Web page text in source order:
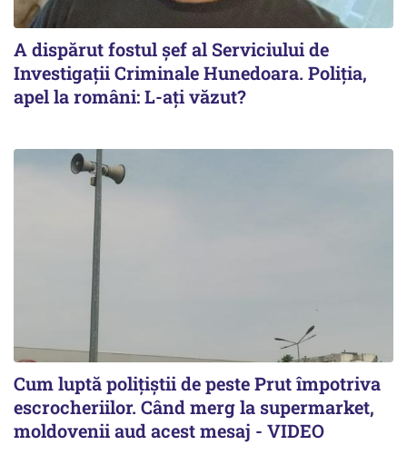
A dispărut fostul șef al Serviciului de
Investigații Criminale Hunedoara. Poliția,
apel la români: L-ați văzut?
Cum luptă polițiștii de peste Prut împotriva
escrocheriilor. Când merg la supermarket,
moldovenii aud acest mesaj - VIDEO